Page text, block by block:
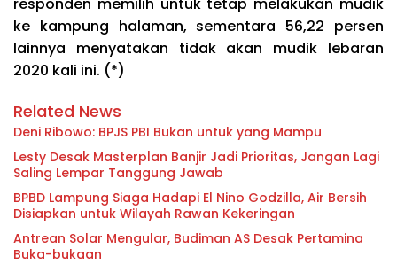
ke kampung halaman, sementara 56,22 persen
lainnya menyatakan tidak akan mudik lebaran
2020 kali ini. (*)
Related News
Deni Ribowo: BPJS PBI Bukan untuk yang Mampu
Lesty Desak Masterplan Banjir Jadi Prioritas, Jangan Lagi
Saling Lempar Tanggung Jawab
BPBD Lampung Siaga Hadapi El Nino Godzilla, Air Bersih
Disiapkan untuk Wilayah Rawan Kekeringan
Antrean Solar Mengular, Budiman AS Desak Pertamina
Buka-bukaan